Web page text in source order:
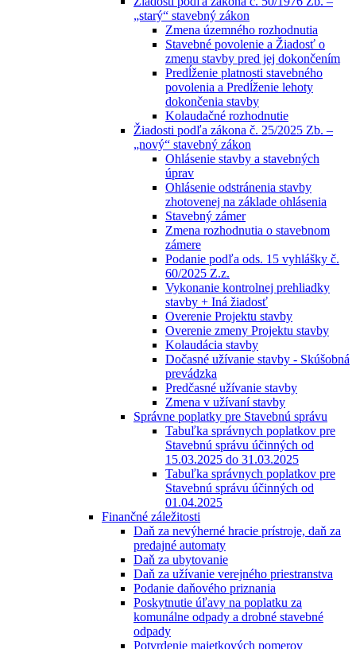
„starý“ stavebný zákon
Zmena územného rozhodnutia
Stavebné povolenie a Žiadosť o
zmenu stavby pred jej dokončením
Predĺženie platnosti stavebného
povolenia a Predĺženie lehoty
dokončenia stavby
Kolaudačné rozhodnutie
Žiadosti podľa zákona č. 25/2025 Zb. –
„nový“ stavebný zákon
Ohlásenie stavby a stavebných
úprav
Ohlásenie odstránenia stavby
zhotovenej na základe ohlásenia
Stavebný zámer
Zmena rozhodnutia o stavebnom
zámere
Podanie podľa ods. 15 vyhlášky č.
60/2025 Z.z.
Vykonanie kontrolnej prehliadky
stavby + Iná žiadosť
Overenie Projektu stavby
Overenie zmeny Projektu stavby
Kolaudácia stavby
Dočasné užívanie stavby - Skúšobná
prevádzka
Predčasné užívanie stavby
Zmena v užívaní stavby
Správne poplatky pre Stavebnú správu
Tabuľka správnych poplatkov pre
Stavebnú správu účinných od
15.03.2025 do 31.03.2025
Tabuľka správnych poplatkov pre
Stavebnú správu účinných od
01.04.2025
Finančné záležitosti
Daň za nevýherné hracie prístroje, daň za
predajné automaty
Daň za ubytovanie
Daň za užívanie verejného priestranstva
Podanie daňového priznania
Poskytnutie úľavy na poplatku za
komunálne odpady a drobné stavebné
odpady
Potvrdenie majetkových pomerov